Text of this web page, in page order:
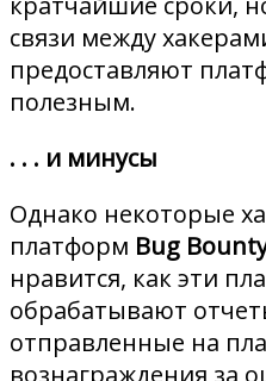
связи между
предоставляют
полезным.
. . . и минусы
Однако некоторые
платформ Bug
нравится, как эти
обрабатывают
отправленные на
вознаграждения за